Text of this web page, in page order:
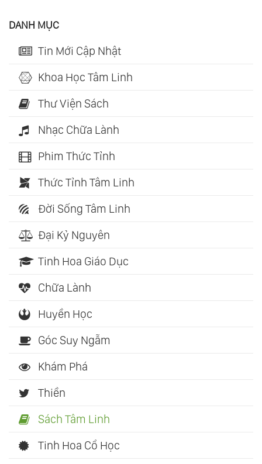
DANH MỤC
Tin Mới Cập Nhật
Khoa Học Tâm Linh
Thư Viện Sách
Nhạc Chữa Lành
Phim Thức Tỉnh
Thức Tỉnh Tâm Linh
Đời Sống Tâm Linh
Đại Kỷ Nguyên
Tinh Hoa Giáo Dục
Chữa Lành
Huyền Học
Góc Suy Ngẫm
Khám Phá
Thiền
Sách Tâm Linh
Tinh Hoa Cổ Học